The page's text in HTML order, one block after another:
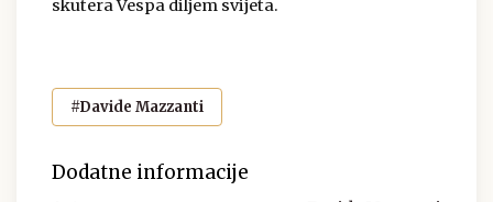
skutera Vespa diljem svijeta.
#Davide Mazzanti
Dodatne informacije